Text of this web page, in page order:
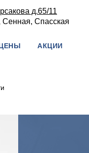
д.65/11
Спасская
АКЦИИ